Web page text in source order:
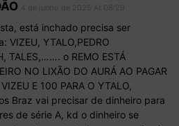
está inchado precisa ser
VIZEU, YTALO,PEDRO
TALES,……. o REMO ESTÁ
NO LIXÃO DO AURÁ AO PAGAR
E 100 PARA O YTALO,
Braz vai precisar de dinheiro para
de série A, kd o dinheiro se